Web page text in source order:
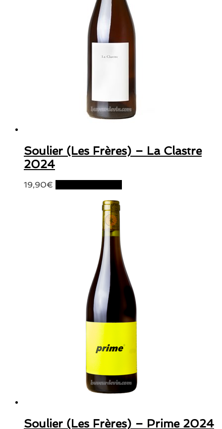
Soulier (Les Frères) – La Clastre
2024
19,90€
Soulier (Les Frères) – Prime 2024